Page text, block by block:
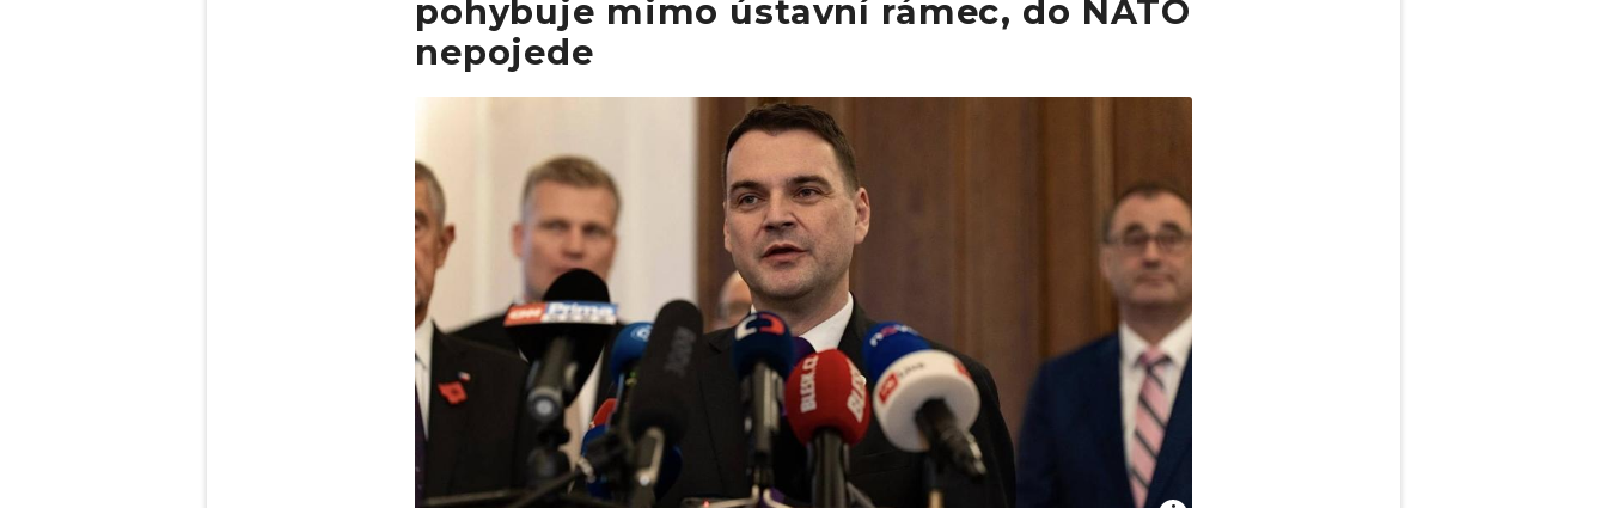
pohybuje mimo ústavní rámec, do NATO
nepojede